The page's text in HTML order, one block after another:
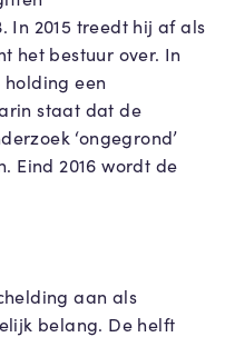
In 2015 treedt hij af als
het bestuur over. In
holding een
staat dat de
‘ongegrond’
Eind 2016 wordt de
aan als
belang. De helft